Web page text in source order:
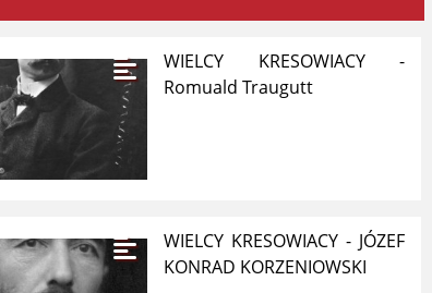
WIELCY KRESOWIACY -
Romuald Traugutt
WIELCY KRESOWIACY - JÓZEF
KONRAD KORZENIOWSKI